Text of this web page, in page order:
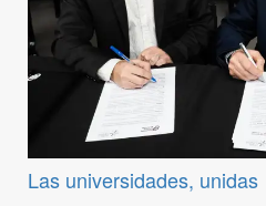
Las universidades, unidas